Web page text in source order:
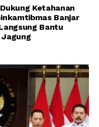
Ketahanan
Banjar
Bantu
Jagung